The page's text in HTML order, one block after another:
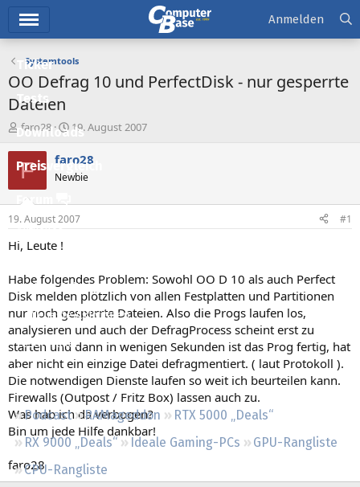
Ticker
Tests
Downloads
Preisvergleich
Forum
Aktuelles
Neue Beiträge
Neueste Aktivitäten
Leserartikel
Regeln
Podcast RAMageddon
RTX 5000 „Deals“
RX 9000 „Deals“
Ideale Gaming-PCs
GPU-Rangliste
CPU-Rangliste
Anmelden
Systemtools
OO Defrag 10 und PerfectDisk - nur gesperrte
Dateien
E
r
s
t
e
faro28
E
r
s
e
l
t
19. August 2007
F faro28
Newbie
19. August 2007 #1
Hi, Leute !
Habe folgendes Problem: Sowohl OO D 10 als auch Perfect
Disk melden plötzlich von allen Festplatten und Partitionen
nur noch gesperrte Dateien. Also die Progs laufen los,
analysieren und auch der DefragProcess scheint erst zu
starten und dann in wenigen Sekunden ist das Prog fertig, hat
aber nicht ein einzige Datei defragmentiert. ( laut Protokoll ).
Die notwendigen Dienste laufen so weit ich beurteilen kann.
Firewalls (Outpost / Fritz Box) lassen auch zu.
Was hab ich da verbogen?
Bin um jede Hilfe dankbar!
faro28